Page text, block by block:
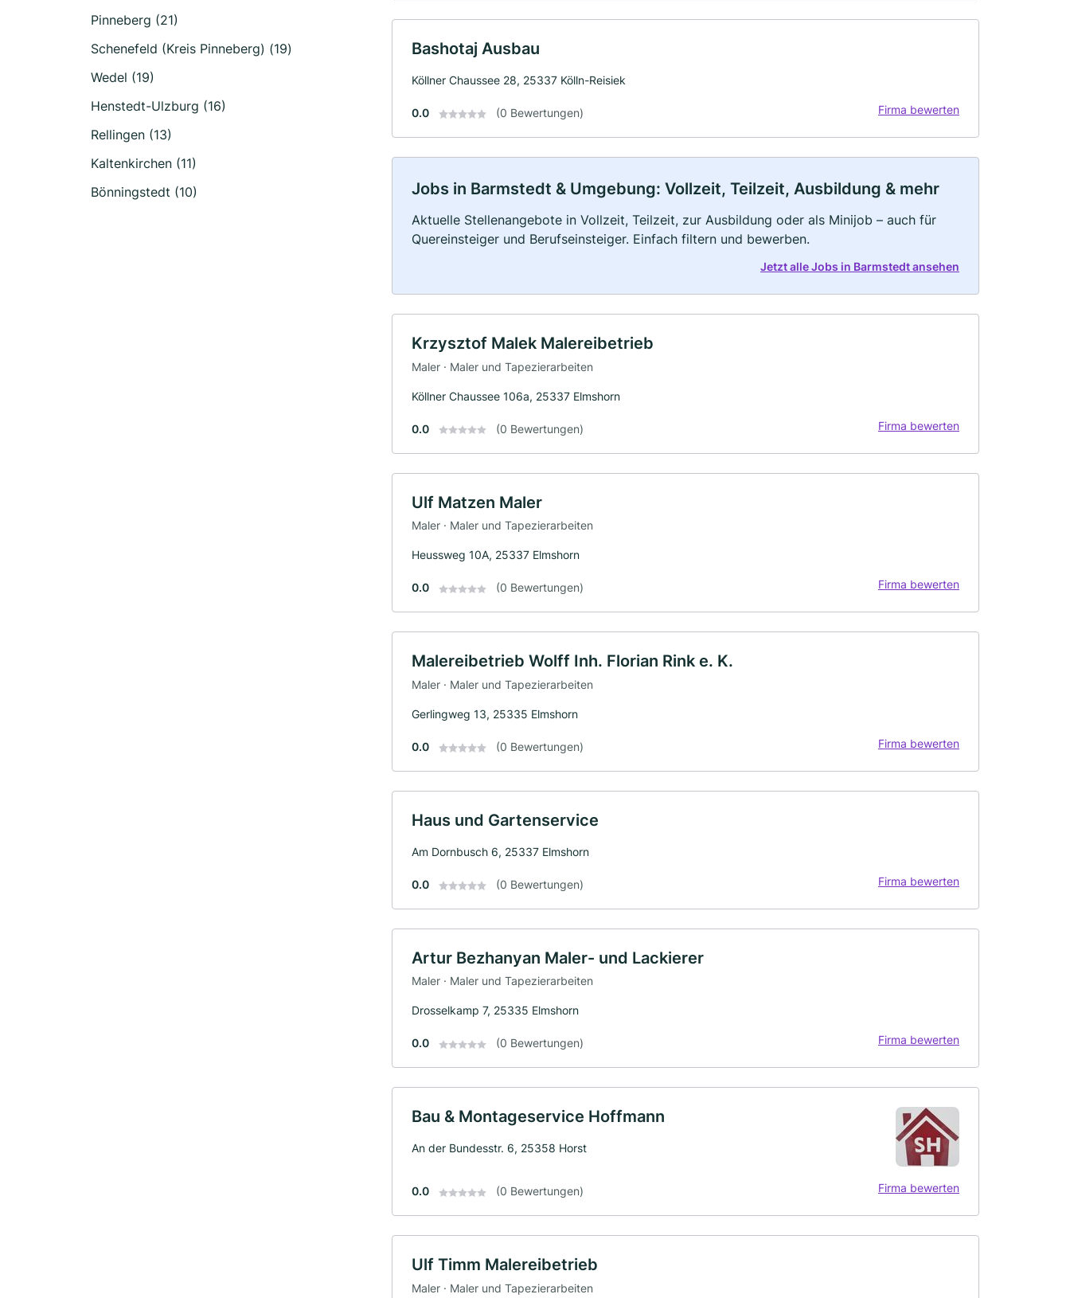
Pinneberg (21)
Schenefeld (Kreis Pinneberg) (19)
Wedel (19)
Henstedt-Ulzburg (16)
Rellingen (13)
Kaltenkirchen (11)
Bönningstedt (10)
Bashotaj Ausbau
Köllner Chaussee 28, 25337 Kölln-Reisiek
0.0 (0 Bewertungen) Firma bewerten
Jobs in Barmstedt & Umgebung: Vollzeit, Teilzeit, Ausbildung & mehr
Aktuelle Stellenangebote in Vollzeit, Teilzeit, zur Ausbildung oder als Minijob – auch für
Quereinsteiger und Berufseinsteiger. Einfach filtern und bewerben.
Jetzt alle Jobs in Barmstedt ansehen
Krzysztof Malek Malereibetrieb
Maler · Maler und Tapezierarbeiten
Köllner Chaussee 106a, 25337 Elmshorn
0.0 (0 Bewertungen) Firma bewerten
Ulf Matzen Maler
Maler · Maler und Tapezierarbeiten
Heussweg 10A, 25337 Elmshorn
0.0 (0 Bewertungen) Firma bewerten
Malereibetrieb Wolff Inh. Florian Rink e. K.
Maler · Maler und Tapezierarbeiten
Gerlingweg 13, 25335 Elmshorn
0.0 (0 Bewertungen) Firma bewerten
Haus und Gartenservice
Am Dornbusch 6, 25337 Elmshorn
0.0 (0 Bewertungen) Firma bewerten
Artur Bezhanyan Maler- und Lackierer
Maler · Maler und Tapezierarbeiten
Drosselkamp 7, 25335 Elmshorn
0.0 (0 Bewertungen) Firma bewerten
Bau & Montageservice Hoffmann
An der Bundesstr. 6, 25358 Horst
0.0 (0 Bewertungen) Firma bewerten
Ulf Timm Malereibetrieb
Maler · Maler und Tapezierarbeiten